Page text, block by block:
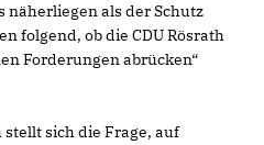
näherliegen als der Schutz
folgend, ob die CDU Rösrath
Forderungen abrücken“
stellt sich die Frage, auf